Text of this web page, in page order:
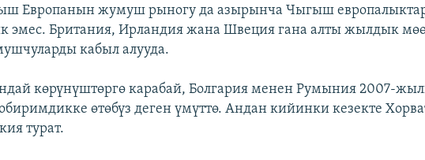
Европанын жумуш рыногу да азырынча Чыгыш европалыктар
эмес. Британия, Ирландия жана Швеция гана алты жылдык
кабыл алууда.
көрүнүштөргө карабай, Болгария менен Румыния 2007-
өтөбүз деген үмүттө. Андан кийинки кезекте
турат.